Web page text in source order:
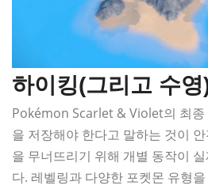
하이킹(그리고 수
Pokémon Scarlet & Violet의 최종
을 저장해야 한다고 말하는 것이
을 무너뜨리기 위해 개별 동작이
다. 레벨링과 다양한 포켓몬 유형